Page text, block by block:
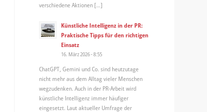
verschiedene Aktionen […]
Künstliche Intelligenz in der PR:
Praktische Tipps für den richtigen
Einsatz
16. März 2026 - 8:55
ChatGPT, Gemini und Co. sind heutzutage
nicht mehr aus dem Alltag vieler Menschen
wegzudenken. Auch in der PR-Arbeit wird
künstliche Intelligenz immer häufiger
eingesetzt. Laut aktueller Umfrage der